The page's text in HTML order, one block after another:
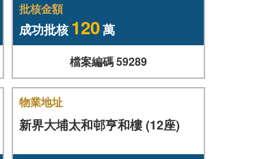
批核金額
成功批核120萬
檔案編碼 59289
物業地址
新界大埔太和邨亨和樓 (12座)